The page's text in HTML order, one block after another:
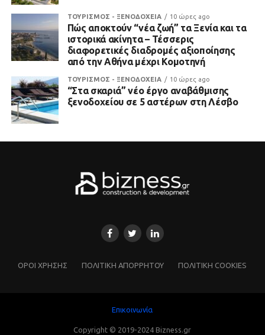
ΤΟΥΡΙΣΜΟΣ - ΞΕΝΟΔΟΧΕΙΑ 10 ώρες ago
Πώς αποκτούν “νέα ζωή” τα Ξενία και τα
ιστορικά ακίνητα – Τέσσερις
διαφορετικές διαδρομές αξιοποίησης
από την Αθήνα μέχρι Κομοτηνή
ΤΟΥΡΙΣΜΟΣ - ΞΕΝΟΔΟΧΕΙΑ 10 ώρες ago
“Στα σκαριά” νέο έργο αναβάθμισης
ξενοδοχείου σε 5 αστέρων στη Λέσβο
ΌΡΟΙ ΧΡΗΣΗΣ ΠΟΛΙΤΙΚΗ ΑΠΟΡΡΗΤΟΥ ΠΟΛΙΤΙΚΗ COOKIES
Επικοινωνία
Copyright © 2019-2024 Bizness.gr